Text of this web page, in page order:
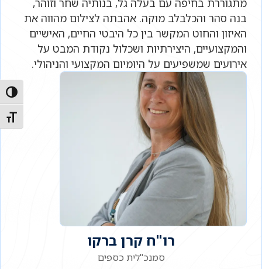
מתג
בנה סהר והכלבלב מוקה. אהבתה לצילום מהווה את
האיזון והחוט המקשר בין כל היבטי החיים, האישיים
והמקצועיים, היצירתיות ושכלול נקודת המבט על
אירועים שמשפיעים על היומיום המקצועי והניהולי.
רו"ח קרן ברקו
סמנכ"לית כספים